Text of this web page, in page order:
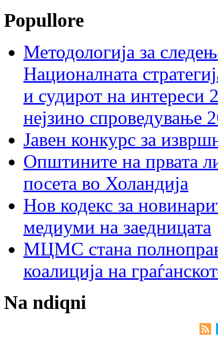
Popullore
Методологија за
Националната
и судирот на интереси
нејзино спроведување
Јавен конкурс за
Општините на првата
посета во Холандија
Нов кодекс за
медиуми на заедницата
МЦМС стана
коалиција на
Na ndiqni